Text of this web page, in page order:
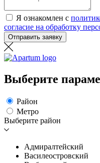
Я ознакомлен с
согласие на обработку
Отправить заявку
Выберите
Район
Метро
Выберите район
Адмиралтейский
Василеостровский